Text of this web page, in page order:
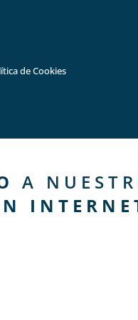
de Cookies
A